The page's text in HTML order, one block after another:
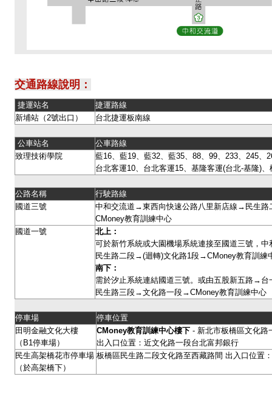
交通路線說明：
捷運站名
捷運路線
新埔站（2號出口）
台北捷運板南線
公車站名
公車路線
致理技術學院
藍16、藍19、藍32、藍35、88、99、233、245、
台北客運10、台北客運15、基隆客運(台北-基隆)
公路名稱
行駛路線
國道三號
中和交流道→東西向快速公路八里新店線→民生
CMoney教育訓練中心
國道一號
北上：
可於新竹系統或大園機場系統連接至國道三號，
民生路二段→(迴轉)文化路1段→CMoney教育訓練
南下：
需於汐止系統連結國道三號。或由五股新五路
民生路三段→文化路一段→CMoney教育訓練中心
停車場
停車位置
田明金融文化大樓
（B1停車場）
CMoney教育訓練中心樓下 - 新北市板橋區文化路
出入口位置：近文化路一段台北富邦銀行
民生高架橋花市停車場
（於高架橋下）
板橋區民生路二段文化路至西藏路間 出入口位置